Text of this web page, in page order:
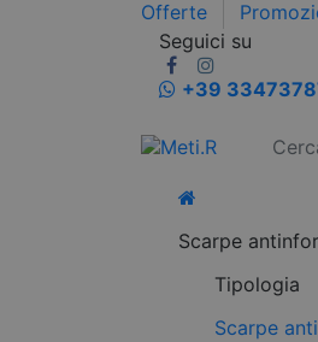
Offerte
Seguici su
+39
Scarpe
Tipologia
Scarpe